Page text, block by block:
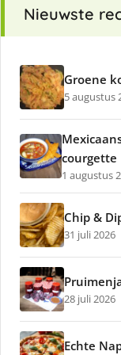
Nieuwste
Groene
5 augustus
courgette
1 augustus
Chip &
31 juli 2026
28 juli 2026
Echte